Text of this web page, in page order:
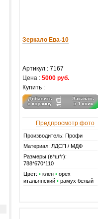
Зеркало Ева-10
Артикул : 7167
Цена : 5000 руб.
Купить :
Предпросмотр фото
Производитель: Профи
Материал: ЛДСП / МДФ
Размеры (в*ш*г):
788*670*110
Цвет: • клен • орех
итальянский • рамух белый